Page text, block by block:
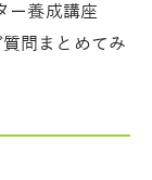
ー養成講座
問まとめてみ